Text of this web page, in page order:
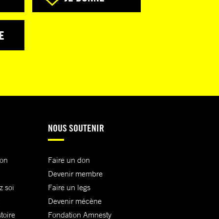
soi
NOUS SOUTENIR
Faire un don
Devenir membre
Faire un legs
Devenir mécène
Fondation Amnesty